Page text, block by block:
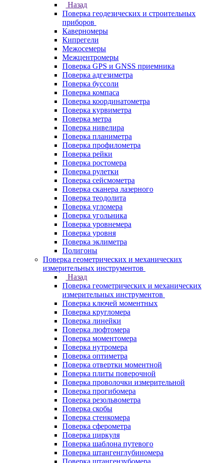
Назад
Поверка геодезических и строительных
приборов
Каверномеры
Кипрегели
Межосемеры
Межцентромеры
Поверка GPS и GNSS приемника
Поверка адгезиметра
Поверка буссоли
Поверка компаса
Поверка координатометра
Поверка курвиметра
Поверка метра
Поверка нивелира
Поверка планиметра
Поверка профилометра
Поверка рейки
Поверка ростомера
Поверка рулетки
Поверка сейсмометра
Поверка сканера лазерного
Поверка теодолита
Поверка угломера
Поверка угольника
Поверка уровнемера
Поверка уровня
Поверка эклиметра
Полигоны
Поверка геометрических и механических
измерительных инструментов
Назад
Поверка геометрических и механических
измерительных инструментов
Поверка ключей моментных
Поверка кругломера
Поверка линейки
Поверка люфтомера
Поверка моментомера
Поверка нутромера
Поверка оптиметра
Поверка отвертки моментной
Поверка плиты поверочной
Поверка проволочки измерительной
Поверка прогибомера
Поверка резольвометра
Поверка скобы
Поверка стенкомера
Поверка сферометра
Поверка циркуля
Поверка шаблона путевого
Поверка штангенглубиномера
Поверка штангензубомера